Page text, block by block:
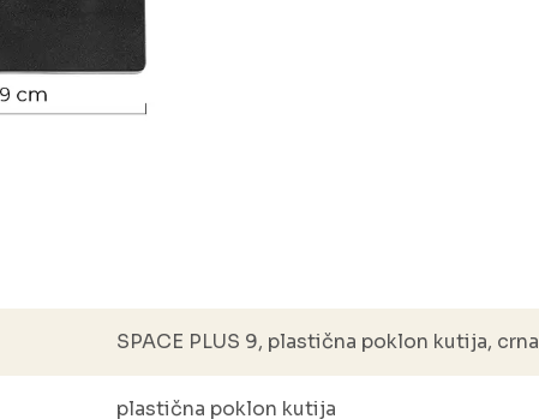
SPACE PLUS 9, plastična poklon kutija, crna
plastična poklon kutija